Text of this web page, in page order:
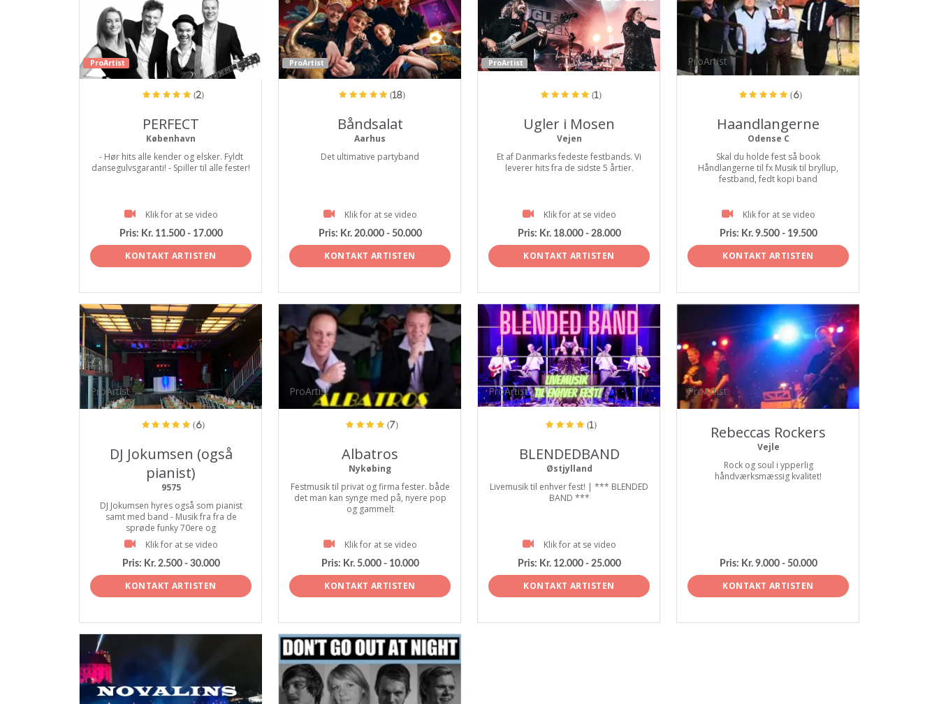
ProArtist
(2)
PERFECT
København
- Hør hits alle kender og elsker. Fyldt
dansegulvsgaranti! - Spiller til alle fester!
Klik for at se video
Pris: Kr. 11.500 - 17.000
KONTAKT ARTISTEN
ProArtist
(18)
Båndsalat
Aarhus
Det ultimative partyband
Klik for at se video
Pris: Kr. 20.000 - 50.000
KONTAKT ARTISTEN
ProArtist
(1)
Ugler i Mosen
Vejen
Et af Danmarks fedeste festbands. Vi
leverer hits fra de sidste 5 årtier.
Klik for at se video
Pris: Kr. 18.000 - 28.000
KONTAKT ARTISTEN
ProArtist
(6)
Haandlangerne
Odense C
Skal du holde fest så book
Håndlangerne til fx Musik til bryllup,
festband, fedt kopi band
Klik for at se video
Pris: Kr. 9.500 - 19.500
KONTAKT ARTISTEN
ProArtist
(6)
DJ Jokumsen (også
pianist)
9575
DJ Jokumsen hyres også som pianist
samt med band - Musik fra fra de
sprøde funky 70ere og
Klik for at se video
Pris: Kr. 2.500 - 30.000
KONTAKT ARTISTEN
ProArtist
(7)
Albatros
Nykøbing
Festmusik til privat og firma fester. både
det man kan synge med på, nyere pop
og gammelt
Klik for at se video
Pris: Kr. 5.000 - 10.000
KONTAKT ARTISTEN
ProArtist
(1)
BLENDEDBAND
Østjylland
Livemusik til enhver fest! | *** BLENDED
BAND ***
Klik for at se video
Pris: Kr. 12.000 - 25.000
KONTAKT ARTISTEN
ProArtist
Rebeccas Rockers
Vejle
Rock og soul i ypperlig
håndværksmæssig kvalitet!
Pris: Kr. 9.000 - 50.000
KONTAKT ARTISTEN